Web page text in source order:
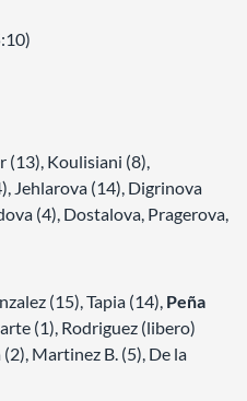
(13), Koulisiani (8),
Jehlarova (14), Digrinova
(4), Dostalova, Pragerova,
(15), Tapia (14), Peña
(1), Rodriguez (libero)
Martinez B. (5), De la